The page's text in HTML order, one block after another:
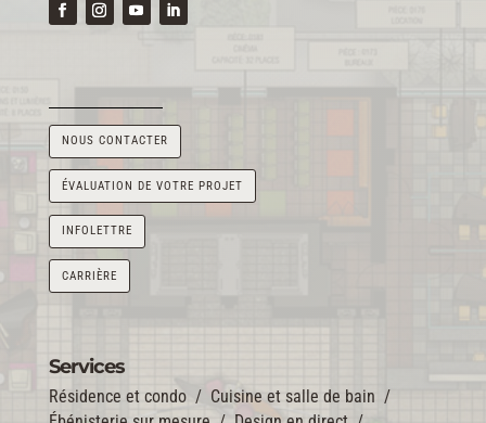
NOUS CONTACTER
ÉVALUATION DE VOTRE PROJET
INFOLETTRE
CARRIÈRE
Services
Résidence et condo/ Cuisine et salle de bain /